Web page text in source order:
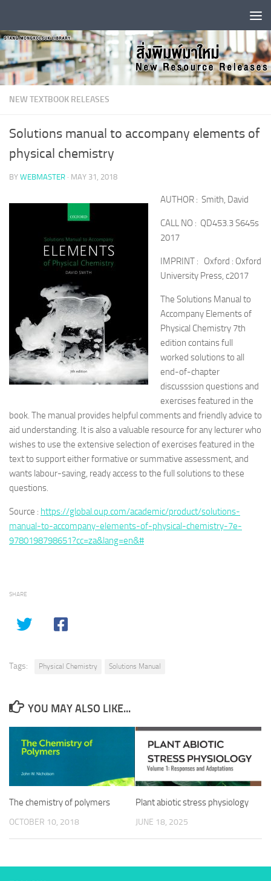
NEW TEXTBOOK RELEASES
Solutions manual to accompany elements of
physical chemistry
BY WEBMASTER · MAY 31, 2018
AUTHOR : Smith, David
CALL NO : QD453.3 S645s
2017
IMPRINT : Oxford : Oxford
University Press, c2017
The Solutions Manual to
Accompany Elements of
Physical Chemistry 7th
edition contains full
worked solutions to all
end-of-chapter
discusssion questions and
exercises featured in the
book. The manual provides helpful comments and friendlyadvice to
aid understanding. It is also a valuable resource for any lecturer who
wishes to use the extensive selection of exercises featured in the
text to support either formative or summative assessment, and
wants labour-saving, ready access to the full solutions to these
questions.
Source : https://global.oup.com/academic/product/solutions-
manual-to-accompany-elements-of-physical-chemistry-7e-
9780198798651?cc=za&lang=en&#
SHARE
Tags: Physical Chemistry Solutions Manual
YOU MAY ALSO LIKE...
The chemistry of polymers
OCTOBER 10, 2018
Plant abiotic stress physiology
JUNE 18, 2025